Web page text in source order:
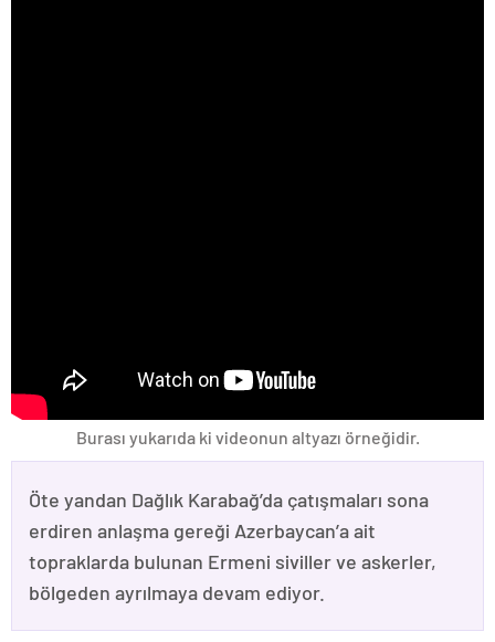
Burası yukarıda ki videonun altyazı örneğidir.
Öte yandan Dağlık Karabağ’da çatışmaları sona
erdiren anlaşma gereği Azerbaycan’a ait
topraklarda bulunan Ermeni siviller ve askerler,
bölgeden ayrılmaya devam ediyor.